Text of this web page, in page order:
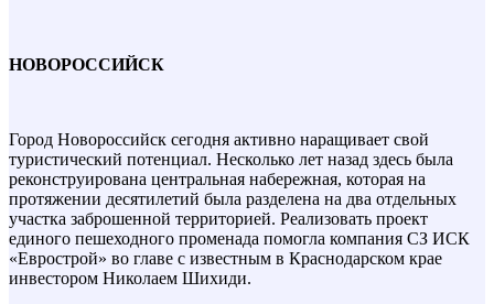
НОВОРОССИЙСК
Город Новороссийск сегодня активно наращивает свой
туристический потенциал. Несколько лет назад здесь была
реконструирована центральная набережная, которая на
протяжении десятилетий была разделена на два отдельных
участка заброшенной территорией. Реализовать проект
единого пешеходного променада помогла компания СЗ ИСК
«Еврострой» во главе с известным в Краснодарском крае
инвестором Николаем Шихиди.